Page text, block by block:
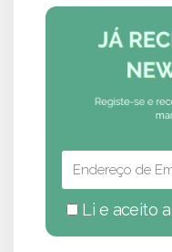
Li e aceito a